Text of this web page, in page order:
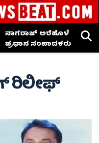
ನಾಗರಾಜ್ ಅರೆಹೊಳೆ
ಪ್ರಧಾನ ಸಂಪಾದಕರು
ರಿಲೀಫ್